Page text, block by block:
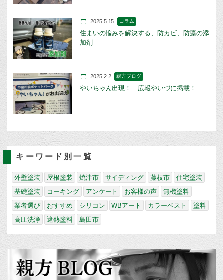
2025.5.15 コラム
住まいの悩みを解決する、防カビ、防藻の添
加剤
2025.2.2 親方ブログ
やいちゃん出現！ 広報やいづに掲載！
キーワード別一覧
外壁塗装 屋根塗装 焼津市 サイディング 藤枝市
住宅塗装
基礎塗装
コーキング アンケート お客様の声
無機塗料
業者選び
おすすめ シリコン WBアート カラーベスト
塗料
高圧洗浄
遮熱塗料 島田市